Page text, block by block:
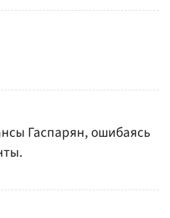
Гаспарян, ошибаясь